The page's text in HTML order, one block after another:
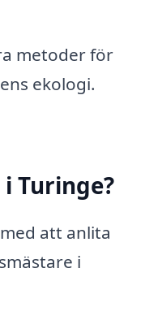
metoder för
ekologi.
Turinge?
att anlita
i